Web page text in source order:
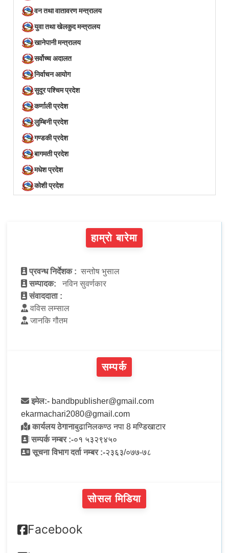
वन तथा वातावरण मन्त्रालय
युवा तथा खेलकुद मन्त्रालय
खानेपानी मन्त्रालय
सर्वोच्च अदालत
निर्वाचन आयोग
सुदूर पश्चिम प्रदेश
कर्णाली प्रदेश
लुम्बिनी प्रदेश
गण्डकी प्रदेश
बागमती प्रदेश
मधेश प्रदेश
कोशी प्रदेश
हाम्रो बारेमा
प्रवन्ध निर्देशक : सन्तोष भुसाल
सम्पादक:
नविन सुवर्णकार
संवाददाता :
वविस लम्साल
जानकि गौतम
सम्पर्क
इमेल:- bandbpublisher@gmail.com
ekarmachari2080@gmail.com
कार्यलय ठेगानाबुढानिलकण्ठ नपा 8 मण्डिखाटार
सम्पर्क नम्बर :-०१ ५३२९४५०
सूचना विभाग दर्ता नम्बर :-२३६३/०७७-७८
सोसल मिडिया
Facebook